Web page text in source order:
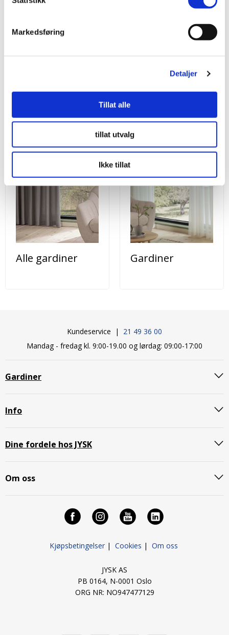
Markedsføring
Detaljer
Tillat alle
tillat utvalg
Ikke tillat
Utforsk våre andre gardiner
Alle gardiner Gardiner
Kundeservice | 21 49 36 00
Mandag - fredag kl. 9:00-19.00 og lørdag: 09:00-17:00
Gardiner
Info
Dine fordele hos JYSK
Om oss
Kjøpsbetingelser| Cookies | Om oss
JYSK AS
PB 0164, N-0001 Oslo
ORG NR: NO947477129